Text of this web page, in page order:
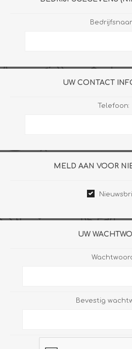
UW CONTACT
Telefoon:
MELD AAN VOOR
UW
Bevestig